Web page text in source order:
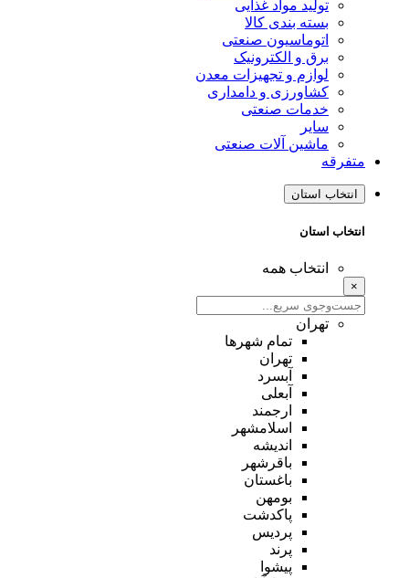
تولید مواد غذایی
بسته بندی کالا
اتوماسیون صنعتی
برق و الکترونیک
لوازم و تجهیزات معدن
کشاورزی و دامداری
خدمات صنعتی
سایر
ماشین آلات صنعتی
متفرقه
انتخاب استان
انتخاب استان
انتخاب همه
×
تهران
تمام شهر‌ها
تهران
آبسرد
آبعلی
ارجمند
اسلامشهر
اندیشه
باقرشهر
باغستان
بومهن
پاکدشت
پردیس
پرند
پیشوا